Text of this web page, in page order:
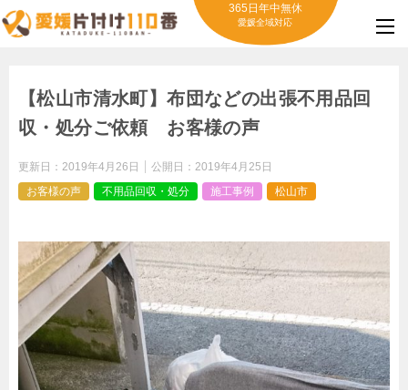
365日年中無休
愛媛全域対応
【松山市清水町】布団などの出張不用品回
収・処分ご依頼 お客様の声
更新日： 2019年4月26日 公開日： 2019年4月25日
お客様の声
不用品回収・処分 施工事例 松山市